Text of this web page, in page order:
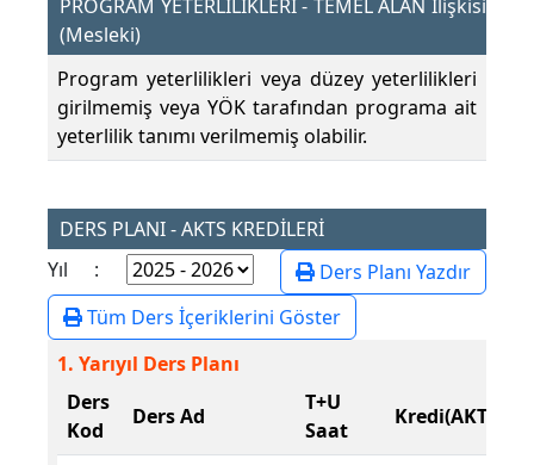
PROGRAM YETERLİLİKLERİ - TEMEL ALAN İlişkisi
(Mesleki)
Program yeterlilikleri veya düzey yeterlilikleri
girilmemiş veya YÖK tarafından programa ait
yeterlilik tanımı verilmemiş olabilir.
DERS PLANI - AKTS KREDİLERİ
Yıl :
Ders Planı Yazdır
Tüm Ders İçeriklerini Göster
1. Yarıyıl Ders Planı
Ders
Kod
Ders Ad
T+U
Saat
Kredi(AKTS)